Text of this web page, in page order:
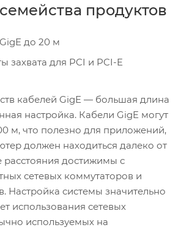
продуктов
до 20 м
захвата для PCI и PCI-E
кабелей GigE — большая длина
настройка. Кабели GigE могут
м, что полезно для приложений,
должен находиться далеко от
достижимы с
сетевых коммутаторов и
Настройка системы значительно
использования сетевых
используемых на